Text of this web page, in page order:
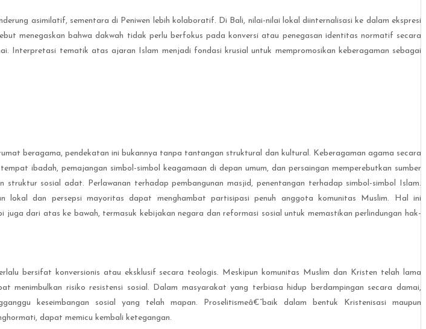
asimilatif, sementara di Peniwen lebih kolaboratif. Di Bali, nilai-nilai lokal diinternalisasi ke dalam ekspresi
menegaskan bahwa dakwah tidak perlu berfokus pada konversi atau penegasan identitas normatif secara
Interpretasi tematik atas ajaran Islam menjadi fondasi krusial untuk mempromosikan keberagaman sebagai
beragama, pendekatan ini bukannya tanpa tantangan struktural dan kultural. Keberagaman agama secara
ibadah, pemajangan simbol-simbol keagamaan di depan umum, dan persaingan memperebutkan sumber
sosial adat. Perlawanan terhadap pembangunan masjid, penentangan terhadap simbol-simbol Islam.
lokal dan persepsi mayoritas dapat menghambat partisipasi penuh anggota komunitas Muslim. Hal ini
dari atas ke bawah, termasuk kebijakan negara dan reformasi sosial untuk memastikan perlindungan hak-
konversionis atau eksklusif secara teologis. Meskipun komunitas Muslim dan Kristen telah lama
menimbulkan risiko resistensi sosial. Dalam masyarakat yang terbiasa hidup berdampingan secara damai,
keseimbangan sosial yang telah mapan. Proselitismeâ€”baik dalam bentuk Kristenisasi maupun
dapat memicu kembali ketegangan.